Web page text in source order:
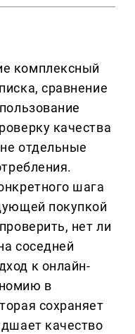
комплексный
сравнение
качества
отдельные
шага
покупкой
нет ли
соседней
к онлайн-
в
сохраняет
качество